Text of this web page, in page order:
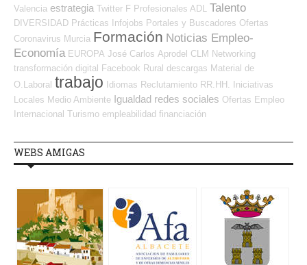
Valencia estrategia Twitter F Profesionales ADL Talento
DIVERSIDAD Prácticas Infojobs Portales y Buscadores Ofertas
Coronavirus Murcia Formación Noticias Empleo-
Economía EUROPA José Carlos Aprodel CLM Networking
transformación digital Facebook Rural descargas Material de
O.Laboral trabajo Idiomas Reclutamiento RR.HH.
Iniciativas
Locales Medio Ambiente Igualdad redes sociales Ofertas Empleo
Internacional Turismo empleabilidad financiación
WEBS AMIGAS